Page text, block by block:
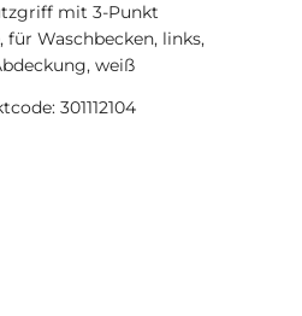
mit 3-Punkt
Waschbecken, links,
weiß
301112104